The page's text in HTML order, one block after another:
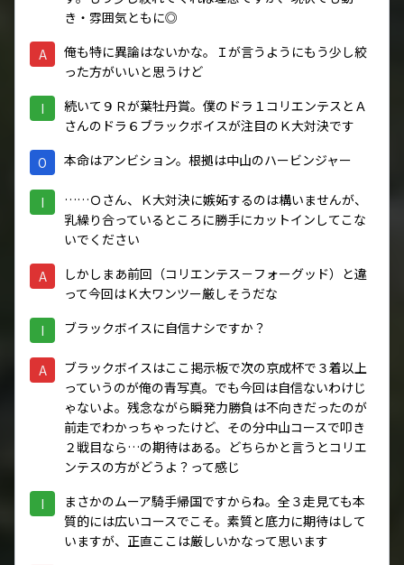
き・雰囲気ともに◎
A
俺も特に異論はないかな。Ｉが言うようにもう少し絞
った方がいいと思うけど
I
続いて９Ｒが葉牡丹賞。僕のドラ１コリエンテスとＡ
さんのドラ６ブラックボイスが注目のＫ大対決です
O 本命はアンビション。根拠は中山のハービンジャー
I
……Ｏさん、Ｋ大対決に嫉妬するのは構いませんが、
乳繰り合っているところに勝手にカットインしてこな
いでください
A
しかしまあ前回（コリエンテス－フォーグッド）と違
って今回はＫ大ワンツー厳しそうだな
I ブラックボイスに自信ナシですか？
A
ブラックボイスはここ掲示板で次の京成杯で３着以上
っていうのが俺の青写真。でも今回は自信ないわけじ
ゃないよ。残念ながら瞬発力勝負は不向きだったのが
前走でわかっちゃったけど、その分中山コースで叩き
２戦目なら…の期待はある。どちらかと言うとコリエ
ンテスの方がどうよ？って感じ
I
まさかのムーア騎手帰国ですからね。全３走見ても本
質的には広いコースでこそ。素質と底力に期待はして
いますが、正直ここは厳しいかなって思います